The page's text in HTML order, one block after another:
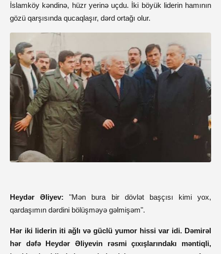
İslamköy kəndinə, hüzr yerinə uçdu. İki böyük liderin hamının
gözü qarşısında qucaqlaşır, dərd ortağı olur.
Heydər Əliyev: "Mən bura bir dövlət başçısı kimi yox,
qardaşımın dərdini bölüşməyə gəlmişəm".
Hər iki liderin iti ağlı və güclü yumor hissi var idi. Dəmirəl
hər dəfə Heydər Əliyevin rəsmi çıxışlarındakı məntiqli,